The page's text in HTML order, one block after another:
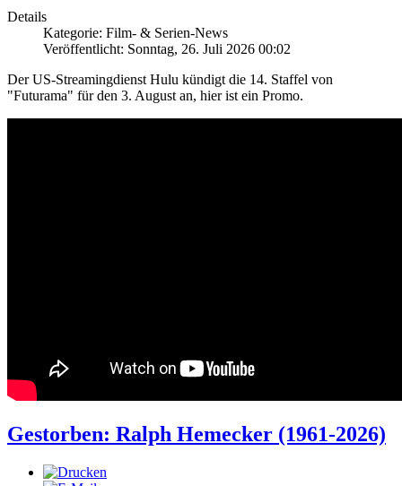
Details
Kategorie: Film- & Serien-News
Veröffentlicht: Sonntag, 26. Juli 2026 00:02
Der US-Streamingdienst Hulu kündigt die 14. Staffel von
"Futurama" für den 3. August an, hier ist ein Promo.
Gestorben: Ralph Hemecker (1961-2026)